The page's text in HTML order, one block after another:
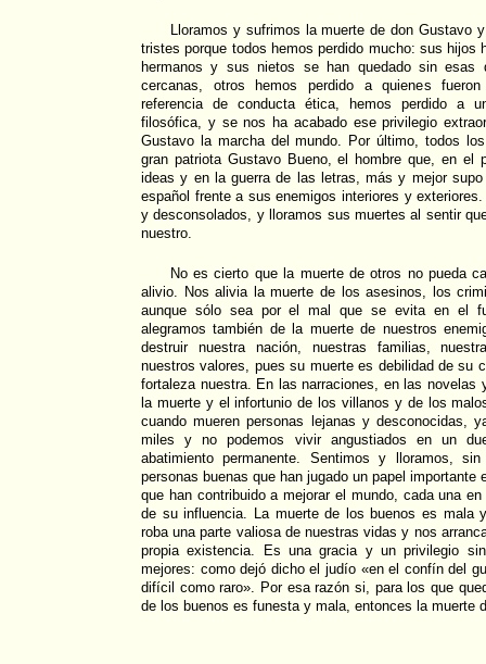
Lloramos y sufrimos la muerte de don Gustavo
tristes porque todos hemos perdido mucho: sus hijos
hermanos y sus nietos se han quedado sin esas
cercanas, otros hemos perdido a quienes
referencia de conducta ética, hemos perdido a
filosófica, y se nos ha acabado ese privilegio
Gustavo la marcha del mundo. Por último, todos
gran patriota Gustavo Bueno, el hombre que, en el
ideas y en la guerra de las letras, más y mejor
español frente a sus enemigos interiores y
y desconsolados, y lloramos sus muertes al sentir
nuestro.
No es cierto que la muerte de otros no pueda
alivio. Nos alivia la muerte de los asesinos, los
aunque sólo sea por el mal que se evita en el
alegramos también de la muerte de nuestros
destruir nuestra nación, nuestras familias,
nuestros valores, pues su muerte es debilidad de su
fortaleza nuestra. En las narraciones, en las
la muerte y el infortunio de los villanos y de los
cuando mueren personas lejanas y desconocidas,
miles y no podemos vivir angustiados en un
abatimiento permanente. Sentimos y lloramos,
personas buenas que han jugado un papel importante
que han contribuido a mejorar el mundo, cada una
de su influencia. La muerte de los buenos es mala
roba una parte valiosa de nuestras vidas y nos
propia existencia. Es una gracia y un privilegio
mejores: como dejó dicho el judío «en el confín del
difícil como raro». Por esa razón si, para los que
de los buenos es funesta y mala, entonces la muerte